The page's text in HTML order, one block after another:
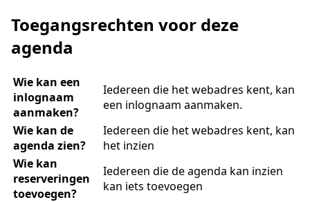
Toegangsrechten voor deze
agenda
Wie kan een
inlognaam
aanmaken?
Iedereen die het webadres kent, kan
een inlognaam aanmaken.
Wie kan de
agenda zien?
Iedereen die het webadres kent, kan
het inzien
Wie kan
reserveringen
toevoegen?
Iedereen die de agenda kan inzien
kan iets toevoegen